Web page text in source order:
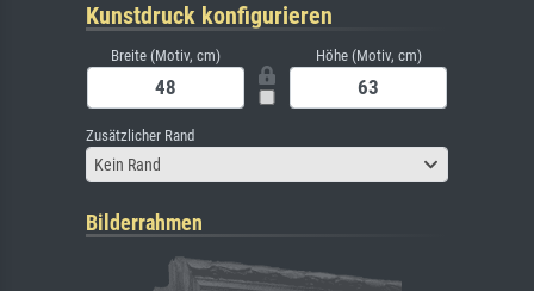
Kunstdruck konfigurieren
Breite (Motiv, cm) Höhe (Motiv, cm)
Zusätzlicher Rand
Kein Rand
Bilderrahmen